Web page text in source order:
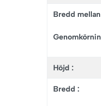
Bredd
Höjd :
Bredd :